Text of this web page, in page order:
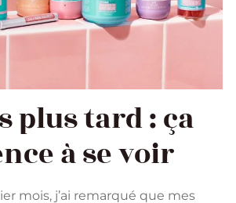
plus tard : ça
à se voir
mois, j’ai remarqué que mes